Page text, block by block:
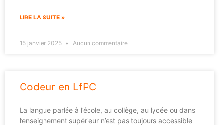
LIRE LA SUITE »
15 janvier 2025 Aucun commentaire
Codeur en LfPC
La langue parlée à l’école, au collège, au lycée ou dans
l’enseignement supérieur n’est pas toujours accessible